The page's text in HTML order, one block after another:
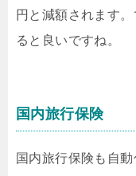
円と減額されます
ると良いですね。
国内旅行保険
国内旅行保険も自